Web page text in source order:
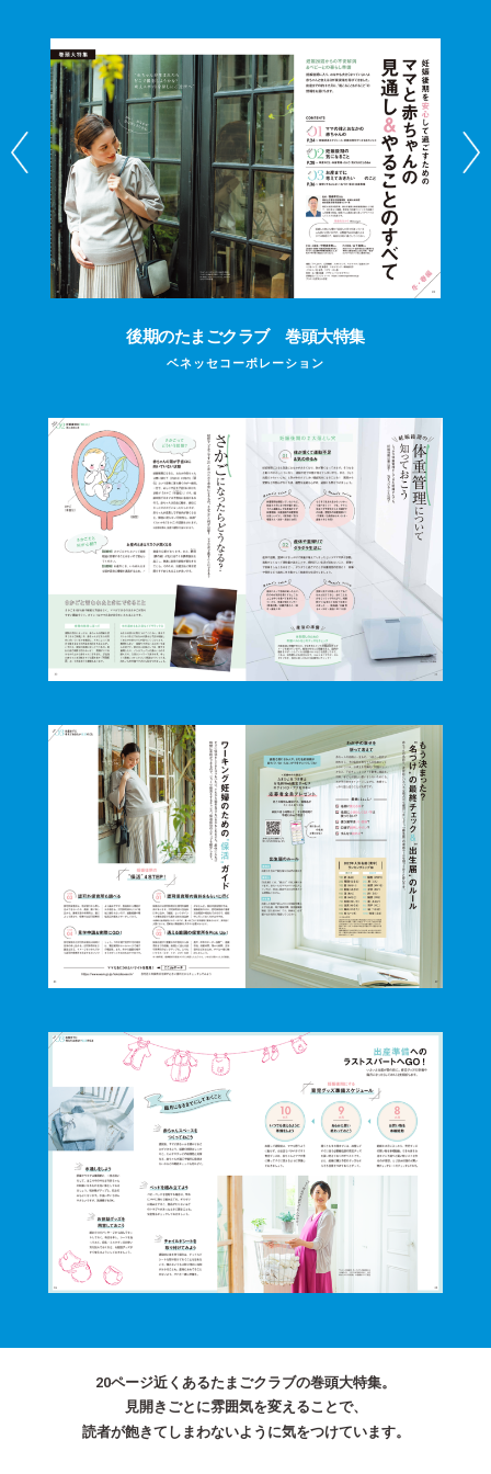
後期のたまごクラブ 巻頭大特集
ベネッセコーポレーション
20ページ近くあるたまごクラブの巻頭大特集。
見開きごとに雰囲気を変えることで、
読者が飽きてしまわないように気をつけています。